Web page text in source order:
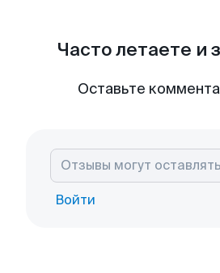
Часто летаете и
Оставьте
Войти